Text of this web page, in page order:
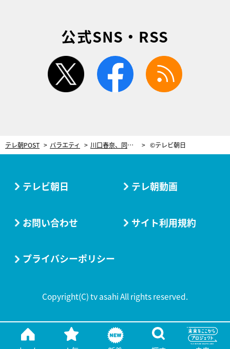
公式SNS・RSS
twitter facebook
テレ朝POST バラエティ 川口春奈、同級生が意外すぎる素顔を暴露「可愛さよりも面白さが勝っていた」 ©テレビ朝日
テレビ朝日 テレ朝動画
お問い合わせ サイト利用規約
プライバシーポリシー
Copyright(C) tv asahi All rights reserved.